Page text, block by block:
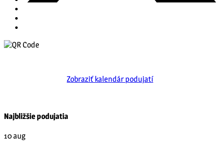
Zobraziť kalendár podujatí
Najbližšie podujatia
10aug